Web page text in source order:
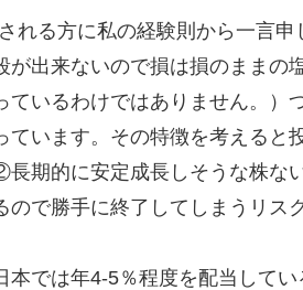
れる方に私の経験則から一言
が出来ないので損は損のままの
ているわけではありません。）
ています。その特徴を考えると
的に安定成長しそうな株ない
ので勝手に終了してしまうリス
本では年4-5％程度を配当して